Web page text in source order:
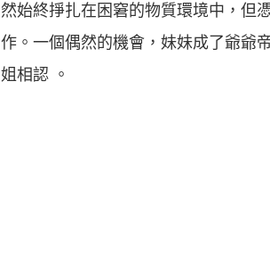
然始終掙扎在困窘的物質環境中，但
作。一個偶然的機會，妹妹成了爺爺
姐相認 。